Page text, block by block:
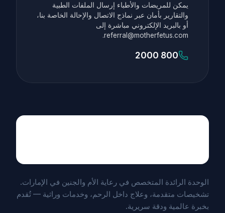
يمكن للمريضات والأطباء إرسال الملفات الطبية
والتقارير بأمان عبر نماذج الاتصال والإحالة الخاصة بنا،
أو بالبريد الإلكتروني مباشرة إلى
referral@motherfetus.com.
800 2000
الوحدة الرائدة المتخصص في رعاية الأم والجنين في الإمارات.
تشخيصات متقدمة، وعلاج داخل الرحم، وخدمات وراثية — تُقدم
بخبرة عالمية ودقة سريرية.